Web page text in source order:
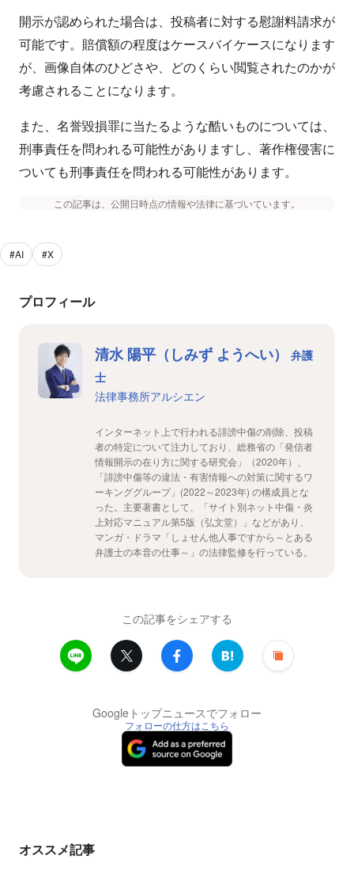
開示が認められた場合は、投稿者に対する慰謝料請求が
可能です。賠償額の程度はケースバイケースになります
が、画像自体のひどさや、どのくらい閲覧されたのかが
考慮されることになります。
また、名誉毀損罪に当たるような酷いものについては、
刑事責任を問われる可能性がありますし、著作権侵害に
ついても刑事責任を問われる可能性があります。
この記事は、公開日時点の情報や法律に基づいています。
#AI #X
プロフィール
清水 陽平（しみず ようへい）
弁護
士
法律事務所アルシエン
インターネット上で行われる誹謗中傷の削除、投稿
者の特定について注力しており、総務省の「発信者
情報開示の在り方に関する研究会」（2020年）、
「誹謗中傷等の違法・有害情報への対策に関するワ
ーキンググループ」(2022～2023年) の構成員とな
った。主要著書として、「サイト別ネット中傷・炎
上対応マニュアル第5版（弘文堂）」などがあり、
マンガ・ドラマ「しょせん他人事ですから～とある
弁護士の本音の仕事～」の法律監修を行っている。
この記事をシェアする
Googleトップニュースでフォロー
フォローの仕方はこちら
オススメ記事